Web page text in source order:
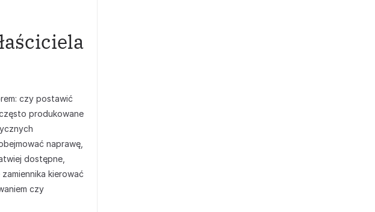
czy postawić
często produkowane
naprawę,
dostępne,
kierować
czy